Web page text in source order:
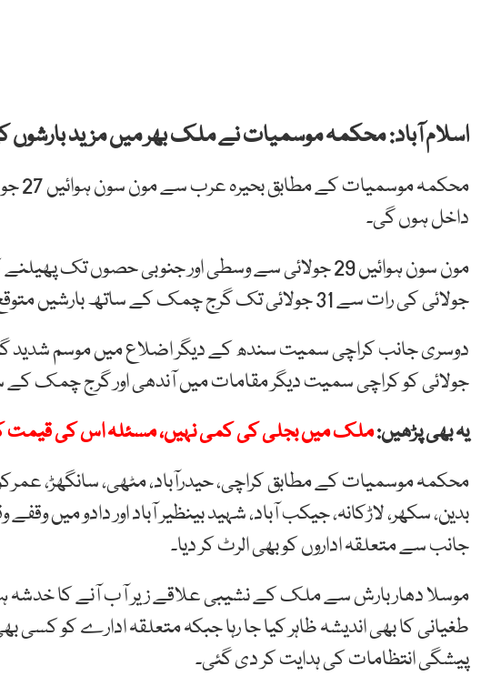
اسلام آباد: محکمہ موسمیات نے ملک بھر میں مزید بارشوں
داخل ہوں گی۔
جولائی کی رات سے 31 جولائی تک گرج چمک کے ساتھ بارشیں متوقع ہیں۔
جولائی کو کراچی سمیت دیگر مقامات میں آندھی اور گرج چمک
یہ بھی پڑھیں:ملک میں بجلی کی کمی نہیں، مسئلہ اس کی قیمت کا
محکمہ موسمیات کے مطابق کراچی، حیدرآباد، مٹھی، سانگھڑ،
بدین، سکھر، لاڑکانہ، جیکب آباد، شہید بینظیر آباد اور دادو میں
جانب سے متعلقہ اداروں کو بھی الرٹ کر دیا۔
موسلا دھار بارش سے ملک کے نشیبی علاقے زیر آب آنے کا خدشہ
طغیانی کا بھی اندیشہ ظاہر کیا جا رہا جبکہ متعلقہ ادارے کو
پیشگی انتظامات کی ہدایت کر دی گئی۔